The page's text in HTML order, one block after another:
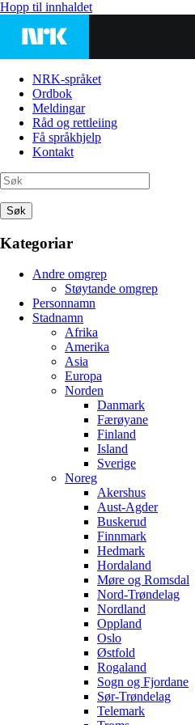
Hopp til innhaldet
NRK-språket
Ordbok
Meldingar
Råd og rettleiing
Få språkhjelp
Kontakt
Søk
Kategoriar
Andre omgrep
Støytande omgrep
Personnamn
Stadnamn
Afrika
Amerika
Asia
Europa
Norden
Danmark
Færøyane
Finland
Island
Sverige
Noreg
Akershus
Aust-Agder
Buskerud
Finnmark
Hedmark
Hordaland
Møre og Romsdal
Nord-Trøndelag
Nordland
Oppland
Oslo
Østfold
Rogaland
Sogn og Fjordane
Sør-Trøndelag
Telemark